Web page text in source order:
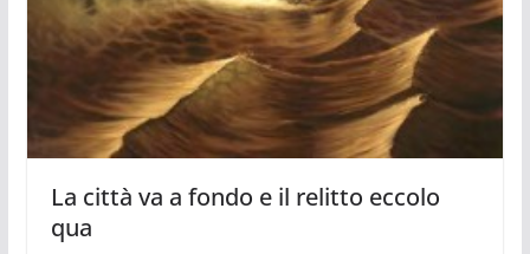
La città va a fondo e il relitto eccolo
qua